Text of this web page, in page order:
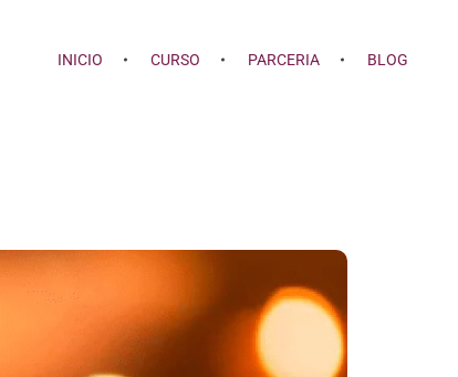
INICIO CURSO PARCERIA BLOG